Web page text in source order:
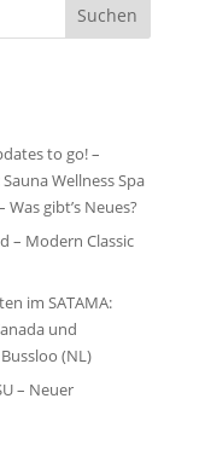
to go! –
Wellness Spa
gibt’s Neues?
– Modern Classic
im SATAMA:
und
(NL)
– Neuer